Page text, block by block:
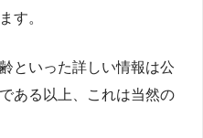
す。
といった詳しい情報は公
ある以上、これは当然の